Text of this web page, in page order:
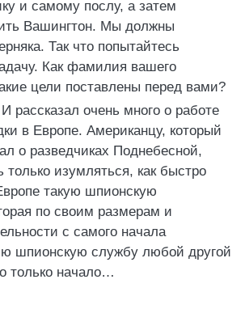
и самому послу, а затем
Вашингтон. Мы должны
Так что попытайтесь
Как фамилия вашего
цели поставлены перед вами?
рассказал очень много о работе
в Европе. Американцу, который
о разведчиках Поднебесной,
изумляться, как быстро
такую шпионскую
по своим размерам и
с самого начала
шпионскую службу любой другой
только начало…